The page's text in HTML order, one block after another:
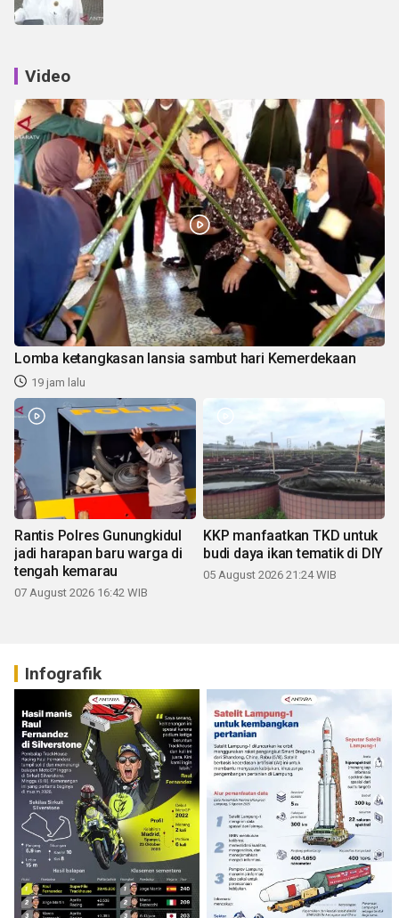
Video
Lomba ketangkasan lansia sambut hari Kemerdekaan
19 jam lalu
Rantis Polres Gunungkidul
jadi harapan baru warga di
tengah kemarau
07 August 2026 16:42 WIB
KKP manfaatkan TKD untuk
budi daya ikan tematik di DIY
05 August 2026 21:24 WIB
Infografik